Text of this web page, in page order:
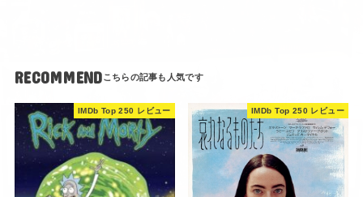
RECOMMEND
IMDb Top 250 レビュー IMDb Top 250 レビュー